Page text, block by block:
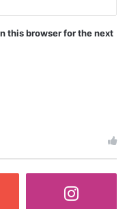
this browser for the next